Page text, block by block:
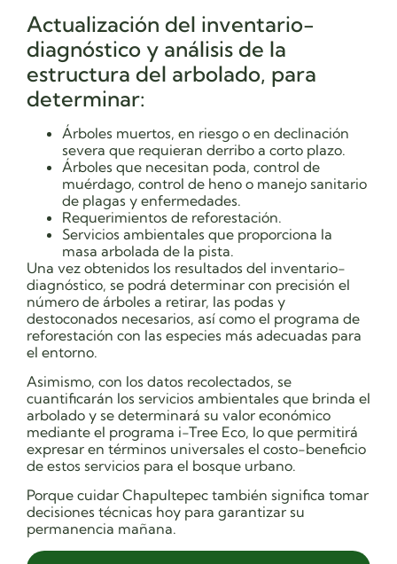
Actualización del inventario-
diagnóstico y análisis de la
estructura del arbolado, para
determinar:
Árboles muertos, en riesgo o en declinación
severa que requieran derribo a corto plazo.
Árboles que necesitan poda, control de
muérdago, control de heno o manejo sanitario
de plagas y enfermedades.
Requerimientos de reforestación.
Servicios ambientales que proporciona la
masa arbolada de la pista.
Una vez obtenidos los resultados del inventario-
diagnóstico, se podrá determinar con precisión el
número de árboles a retirar, las podas y
destoconados necesarios, así como el programa de
reforestación con las especies más adecuadas para
el entorno.
Asimismo, con los datos recolectados, se
cuantificarán los servicios ambientales que brinda el
arbolado y se determinará su valor económico
mediante el programa i-Tree Eco, lo que permitirá
expresar en términos universales el costo-beneficio
de estos servicios para el bosque urbano.
Porque cuidar Chapultepec también significa tomar
decisiones técnicas hoy para garantizar su
permanencia mañana.